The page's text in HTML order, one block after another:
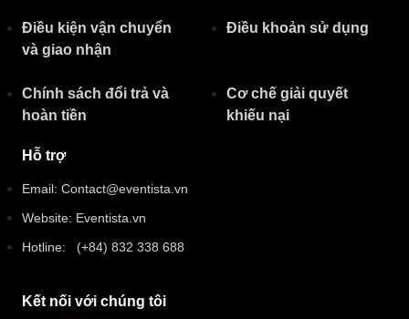
Điều kiện vận chuyển
và giao nhận
Điều khoản sử dụng
Chính sách đổi trả và
hoàn tiền
Cơ chế giải quyết
khiếu nại
Hỗ trợ
Email: Contact@eventista.vn
Website: Eventista.vn
Hotline: (+84) 832 338 688
Kết nối với chúng tôi